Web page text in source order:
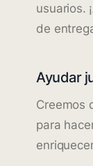
usuarios.
de
Ayudar
Creemos
para